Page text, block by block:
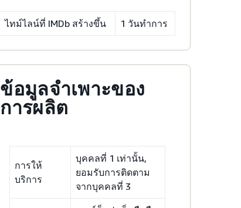
ไทม์ไลน์ที่ IMDb สร้างขึ้น 1 วันทำการ
ข้อมูลจำเพาะของ
การผลิต
การให้
บริการ
บุคคลที่ 1 เท่านั้น,
ยอมรับการติดตาม
จากบุคคลที่ 3